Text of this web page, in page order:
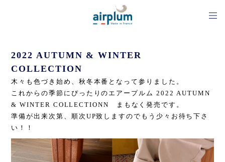
2022 AUTUMN & WINTER
COLLECTION
木々も色づき始め、秋冬本番となって参りました。
これからの季節にぴったりのエアープルム 2022 AUTUMN
& WINTER COLLECTIONN まもなく発売です。
準備が出来次第、順次UP致しますのでもう少々お待ち下さ
い！！